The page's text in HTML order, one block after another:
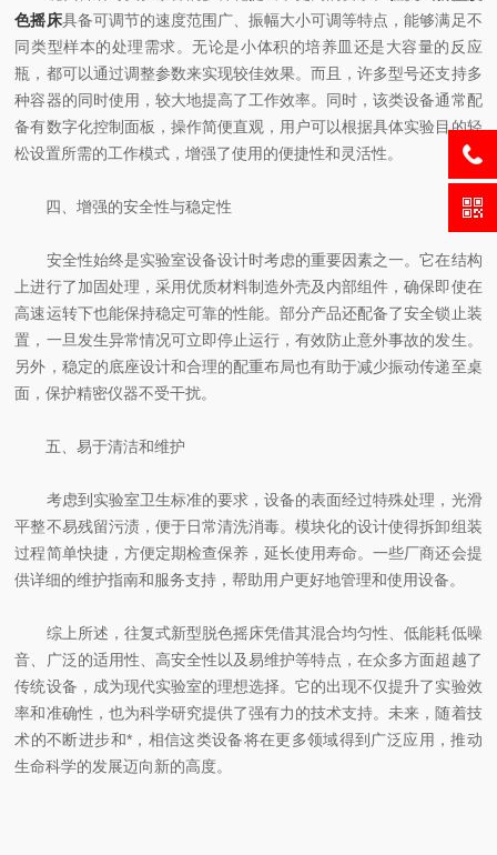
色摇床具备可调节的速度范围广、振幅大小可调等特点，能够满足不
同类型样本的处理需求。无论是小体积的培养皿还是大容量的反应
瓶，都可以通过调整参数来实现较佳效果。而且，许多型号还支持多
种容器的同时使用，较大地提高了工作效率。同时，该类设备通常配
备有数字化控制面板，操作简便直观，用户可以根据具体实验目的轻
松设置所需的工作模式，增强了使用的便捷性和灵活性。
四、增强的安全性与稳定性
安全性始终是实验室设备设计时考虑的重要因素之一。它在结构
上进行了加固处理，采用优质材料制造外壳及内部组件，确保即使在
高速运转下也能保持稳定可靠的性能。部分产品还配备了安全锁止装
置，一旦发生异常情况可立即停止运行，有效防止意外事故的发生。
另外，稳定的底座设计和合理的配重布局也有助于减少振动传递至桌
面，保护精密仪器不受干扰。
五、易于清洁和维护
考虑到实验室卫生标准的要求，设备的表面经过特殊处理，光滑
平整不易残留污渍，便于日常清洗消毒。模块化的设计使得拆卸组装
过程简单快捷，方便定期检查保养，延长使用寿命。一些厂商还会提
供详细的维护指南和服务支持，帮助用户更好地管理和使用设备。
综上所述，往复式新型脱色摇床凭借其混合均匀性、低能耗低噪
音、广泛的适用性、高安全性以及易维护等特点，在众多方面超越了
传统设备，成为现代实验室的理想选择。它的出现不仅提升了实验效
率和准确性，也为科学研究提供了强有力的技术支持。未来，随着技
术的不断进步和*，相信这类设备将在更多领域得到广泛应用，推动
生命科学的发展迈向新的高度。